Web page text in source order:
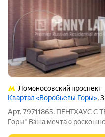
Ломоносовский проспект
Квартал «Воробьевы Горы»,
Арт. 79711865. ПЕНТХАУС С
Горы" Ваша мечта о роскошной жизни! Представляем